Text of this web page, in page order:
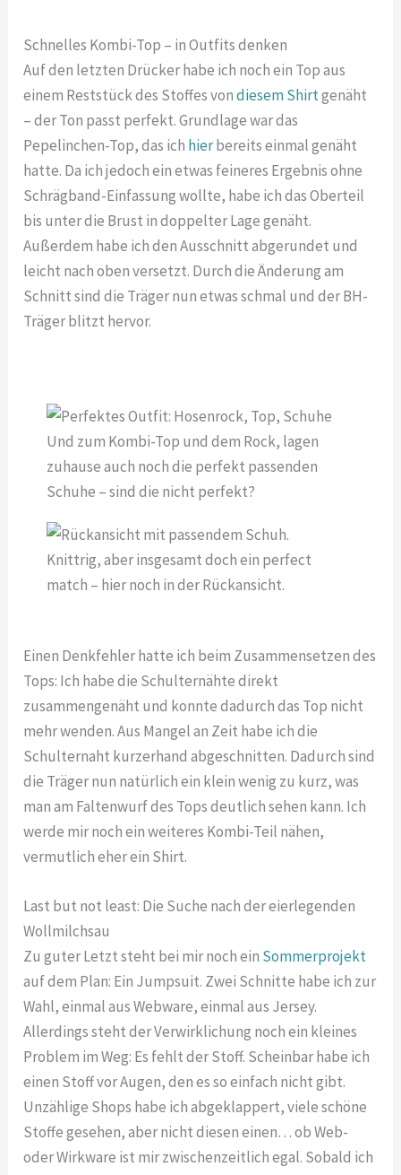
Schnelles Kombi-Top – in Outfits denken
Auf den letzten Drücker habe ich noch ein Top aus
einem Reststück des Stoffes vondiesem Shirtgenäht
– der Ton passt perfekt. Grundlage war das
Pepelinchen-Top, das ich hierbereits einmal genäht
hatte. Da ich jedoch ein etwas feineres Ergebnis ohne
Schrägband-Einfassung wollte, habe ich das Oberteil
bis unter die Brust in doppelter Lage genäht.
Außerdem habe ich den Ausschnitt abgerundet und
leicht nach oben versetzt. Durch die Änderung am
Schnitt sind die Träger nun etwas schmal und der BH-
Träger blitzt hervor.
Und zum Kombi-Top und dem Rock, lagen
zuhause auch noch die perfekt passenden
Schuhe – sind die nicht perfekt?
Knittrig, aber insgesamt doch ein perfect
match – hier noch in der Rückansicht.
Einen Denkfehler hatte ich beim Zusammensetzen des
Tops: Ich habe die Schulternähte direkt
zusammengenäht und konnte dadurch das Top nicht
mehr wenden. Aus Mangel an Zeit habe ich die
Schulternaht kurzerhand abgeschnitten. Dadurch sind
die Träger nun natürlich ein klein wenig zu kurz, was
man am Faltenwurf des Tops deutlich sehen kann. Ich
werde mir noch ein weiteres Kombi-Teil nähen,
vermutlich eher ein Shirt.
Last but not least: Die Suche nach der eierlegenden
Wollmilchsau
Zu guter Letzt steht bei mir noch ein Sommerprojekt
auf dem Plan: Ein Jumpsuit. Zwei Schnitte habe ich zur
Wahl, einmal aus Webware, einmal aus Jersey.
Allerdings steht der Verwirklichung noch ein kleines
Problem im Weg: Es fehlt der Stoff. Scheinbar habe ich
einen Stoff vor Augen, den es so einfach nicht gibt.
Unzählige Shops habe ich abgeklappert, viele schöne
Stoffe gesehen, aber nicht diesen einen… ob Web-
oder Wirkware ist mir zwischenzeitlich egal. Sobald ich